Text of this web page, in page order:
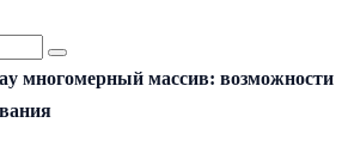
многомерный массив: возможности